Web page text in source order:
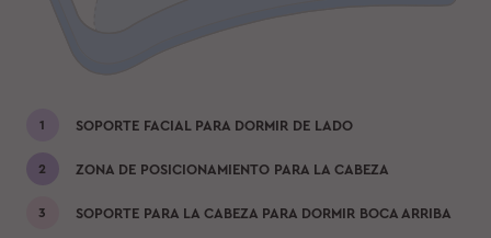
SOPORTE FACIAL PARA DORMIR DE LADO
ZONA DE POSICIONAMIENTO PARA LA CABEZA
SOPORTE PARA LA CABEZA PARA DORMIR BOCA ARRIBA